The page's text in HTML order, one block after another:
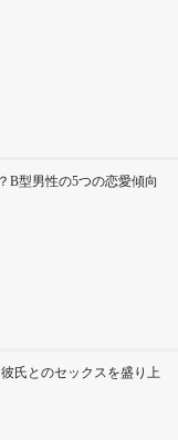
B型男性の5つの恋愛傾向
氏とのセックスを盛り上